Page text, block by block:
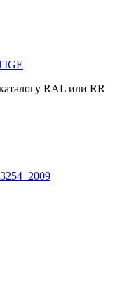
RAL или RR